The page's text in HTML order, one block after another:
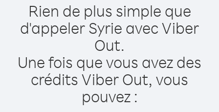
Rien de plus simple que
d'appeler Syrie avec Viber
Out.
Une fois que vous avez des
crédits Viber Out, vous
pouvez :